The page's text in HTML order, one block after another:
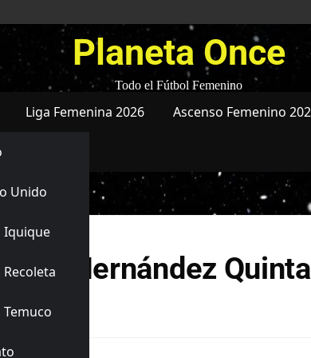
Planeta Once
Todo el Fútbol Femenino
Unido
Iquique
Liga Femenina 2026 Ascenso Femenino
Hernández